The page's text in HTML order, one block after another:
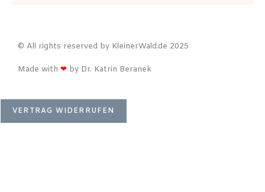
© All rights reserved by KleinerWald.de 2025
Made with ❤ by Dr. Katrin Beranek
VERTRAG WIDERRUFEN